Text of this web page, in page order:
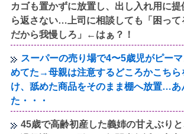
カゴも置かずに放置し、出し入れ用に
ら返さない…上司に相談しても「困って
だから我慢しろ」←はぁ？！
スーパーの売り場で4〜5歳児がピー
めてた→母親は注意するどころかこちら
け、舐めた商品をそのまま棚へ放置…あ
た・・・
45歳で高齢初産した義姉の甘えぶり